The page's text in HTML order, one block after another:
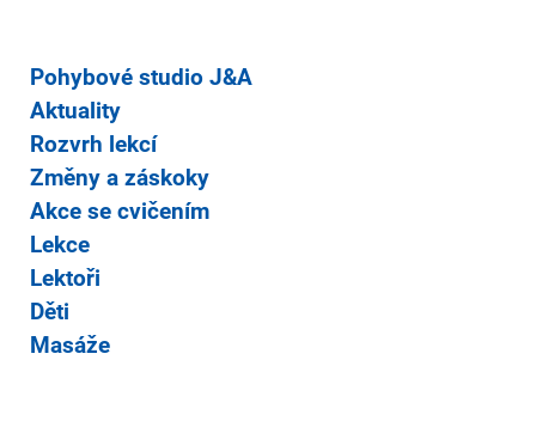
Pohybové studio J&A
Aktuality
Rozvrh lekcí
Změny a záskoky
Akce se cvičením
Lekce
Lektoři
Děti
Masáže